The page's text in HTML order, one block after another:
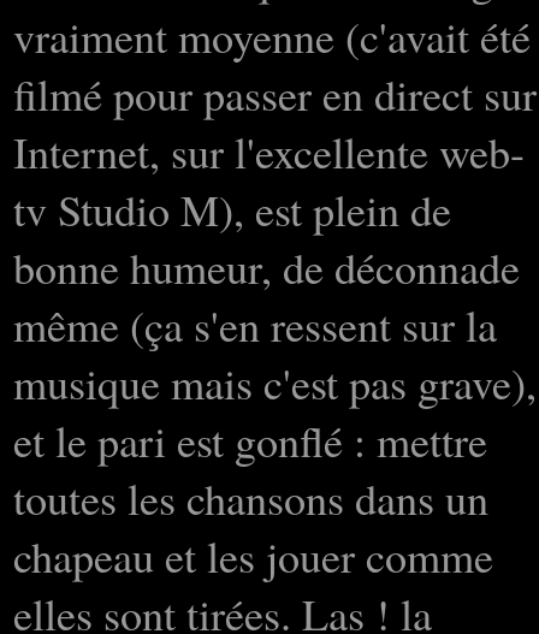
vraiment moyenne (c'avait été
filmé pour passer en direct sur
Internet, sur l'excellente web-
tv Studio M), est plein de
bonne humeur, de déconnade
même (ça s'en ressent sur la
musique mais c'est pas grave),
et le pari est gonflé : mettre
toutes les chansons dans un
chapeau et les jouer comme
elles sont tirées. Las ! la